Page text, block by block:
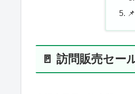
🚪 訪問販売セー